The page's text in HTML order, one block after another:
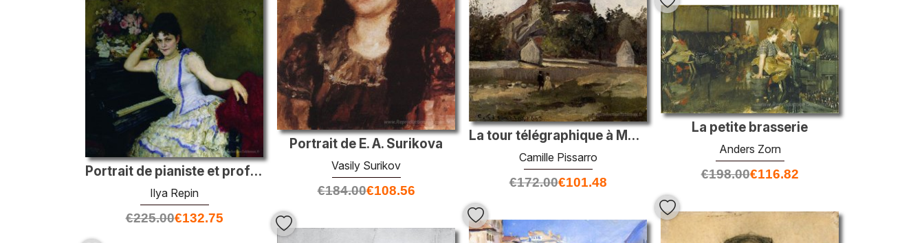
Portrait de E. A. Surikova
Vasily Surikov
€184.00€108.56
La tour télégraphique à Montmartre
Camille Pissarro
€172.00€101.48
Portrait de pianiste et professeur du Conservatoire de Saint-Pét
Ilya Repin
€225.00€132.75
La petite brasserie
Anders Zorn
€198.00€116.82